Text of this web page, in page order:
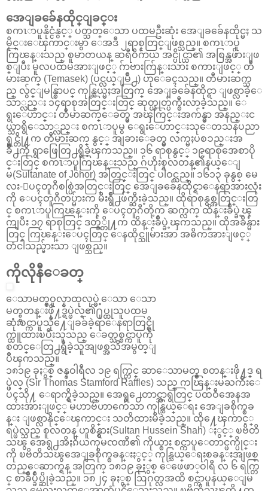
အေျခခ်ေနထိုင္ျခင္း
စကၤာပူနိုင္ငံနွင့္ ပတ္သတ္ေသာ ပထမဦးဆုံး အေျခခ်ေနထိုင္မႈ သ
မိုင္းေၾကာင္းမွာ ေအဒီ ၂ရာစုတြင္ျဖစ္သည္။ စကၤာပူ
ကြၽန္းသည္ စူမာတယန္ ဆရီဝိဂ်ာယ အင္ပိုင္ယာ၏ အစြန္အဖ်ားျဖ
စ္ျပီး မူလပထမအားျဖင့္ ဂ်ာဗားက်ြန္းသား စကားျဖင့္ တီ
မားဆက္ (Temasek) (ပင္လယ္ျမိဳ႕) ဟုေခၚသည္။ တီမားဆက္သ
ည္ လွ်င္ျမန္စြာပင္ ကုန္သြယ္မႈအတြက္ အေျခခ်ေနထိုင္ရာ ျဖစ္လာခဲ့ေ
သာ္လည္း ၁၄ရာစုအတြင္းတြင္ ဆုတ္ယုတ္ပ်က္စီးလာခဲ့သည္။ ေ
ရွးေဟာင္း တီမာဆက္ေခတ္မွ အၾကြင္းအက်န္မွာ အနည္းင
ယ္သာရွိေသာ္လည္း စကၤာပူမွ ေရွးေဟာင္းသုေတသနပညာ
ရွင္တို႔က တီမားဆက္ နွင့္ အျခားေခတ္မွ လက္မႈပစၥည္းအ
ခ်ိဳ႕ကို ရွာဖြေတြ႕ရွိခဲ့ၾကသည္။ ၁၆ ရာစုနွင့္ ၁၉ရာစုအေစာပို
င္းတြင္ စကၤာပူကြၽန္းသည္ ဂ်ဟိုးစူလတန္၏နယ္ေျ
မ(Sultanate of Johor) အတြင္းတြင္ ပါဝင္သည္။ ၁၆၁၃ ခုနွစ္ မေ
လး-ေပၚတူဂီစစ္ပြဲအတြင္းတြင္ အေျခခ်ေနထိုင္ရာေနရာအားလုံး
ကို ေပၚတူဂီတပ္မ်ားက မီးရွဳိ႕ဖ်က္ဆီးခဲ့သည္။ ထိုရာစုနွစ္အတြင္းတြ
င္ စကၤာပူကြၽန္းကို ေပၚတူဂီတို့က ဆက္လက္ ထိန္းခ်ဳပ္ခဲ့ၾ
ကျပီး ၁၇ ရာစုတြင္ ဒတ္ခ်္တို႔က ထိန္းခ်ဳပ္ခဲ့ၾကသည္။ ထိုအခ်ိန္မ်ား
တြင္ ကြၽန္းေပၚတြင္ ေနထိုင္သူမ်ားအာ အဓိကအားျဖင့္
တံငါသည္မ်ားသာ ျဖစ္သည္။
ကိုလိုနီေခတ္
ေသာမတ္စ္ဝူလ္နာထုလုပ္ခဲ့ေသာ ေသာ
မတ္စ္စတန္းဖို႔ဒ္ရပ္ဖဲလ္၏႐ုပ္ထုသူပထမ
ဆုံးစင္ကာပူသို႔ေျခခ်ခဲ့ရာေနရာတြင္စို
က္ထူထားၿပီးသူသည္ ေခတ္သစ္စင္ကာပူကို
စတင္ေတြ႕ရွိခဲ့သူအျဖစ္အသိအမွတ္ျ
ပဳၾကသည္။
၁၈၁၉ ခုႏွစ္ ဇန္နဝါရီလ ၁၉ ရက္တြင္ ဆာေသာမတ္စ္ စတန္းဖို႔ဒ္ ရ
ပ္ဖဲလ္ (Sir Thomas Stamford Raffles) သည္ ကၽြန္းမႀကီးေ
ပၚသို႔ ေရာက္ရွိခဲ့သည္။ အေရွ႕ေတာင္အာရွတြင္ ပထဝီအေနအ
ထားအားျဖင့္ မဟာဗ်ဴဟာက်ေသာ ကုန္သြယ္ေရး အေျခစိုက္စခ
န္း ျဖစ္လာနိုင္ေၾကာင္း သတိထားမိခဲ့သည္။ ထို႔ေၾကာင့္
ရပ္ဖဲလ္သည္ စူလတန္ ဟူစိန္ရွား(Sultan Hussein Shah) ႏွင့္ ၿဗိတိ
သၽွ အေရွ႕အိႏၵိယကုမၸဏီ၏ ကိုယ္စား စင္ကာပူေတာင္ဖက္ပိုင္း
ကို ၿဗိတိသၽွအေျခစိုက္စခန္းႏွင့္ ကုန္သြယ္ေရးစခန္းအျဖစ္
တည္ေဆာက္ရန္ အတြက္ ၁၈၁၉ ခုႏွစ္ ေဖေဖာ္ဝါရီ လ ၆ ရက္တြ
င္ စာခ်ဳပ္ခ်ဳပ္ဆိုခဲ့သည္။ ၁၈၂၄ ခုႏွစ္ ဩဂုတ္လအထိ စင္ကာပူနယ္ေျမ